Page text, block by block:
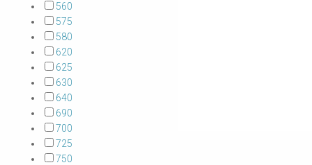
560
575
580
620
625
630
640
690
700
725
750